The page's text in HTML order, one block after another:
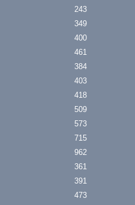
243
349
400
461
384
403
418
509
573
715
962
361
391
473